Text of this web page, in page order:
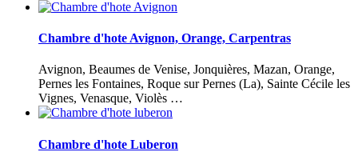
Chambre d'hote Avignon, Orange, Carpentras
Avignon, Beaumes de Venise, Jonquières, Mazan, Orange,
Pernes les Fontaines, Roque sur Pernes (La), Sainte Cécile les
Vignes, Venasque, Violès …
Chambre d'hote Luberon